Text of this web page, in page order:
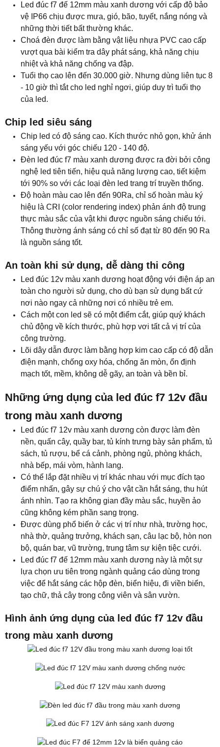
Led đúc f7 đế 12mm màu xanh dương với cấp độ bảo
vệ IP66 chịu được mưa, gió, bão, tuyết, nắng nóng và
những thời tiết bất thường khác.
Choá đèn được làm bằng vật liệu nhựa PVC cao cấp
vượt qua bài kiểm tra dây phát sáng, khả năng chịu
nhiệt và khả năng chống va đập.
Tuổi thọ cao lên đến 30.000 giờ. Nhưng dùng liên tục 8
- 10 giờ thì tắt cho led nghỉ ngơi, giúp duy trì tuổi thọ
của led.
Chip led siêu sáng
Chip led có độ sáng cao. Kích thước nhỏ gọn, khử ánh
sáng yếu với góc chiếu 120 - 140 độ.
Đèn led đúc f7 màu xanh dương được ra đời bởi công
nghệ led tiên tiến, hiệu quả năng lượng cao, tiết kiệm
tới 90% so với các loại đèn led trang trí truyền thống.
Độ hoàn màu cao lên đến 90Ra, chỉ số hoàn màu ký
hiệu là CRI (color rendering index) phản ánh độ trung
thực màu sắc của vật khi được nguồn sáng chiếu tới.
Thông thường ánh sáng có chỉ số đạt từ 80 đến 90 Ra
là nguồn sáng tốt.
An toàn khi sử dụng, dễ dàng thi công
Led đúc 12v màu xanh dương hoạt động với điện áp an
toàn cho người sử dụng, cho dù bạn sử dụng bất cứ
nơi nào ngay cả những nơi có nhiều trẻ em.
Cách một con led sẽ có một điểm cắt, giúp quý khách
chủ động về kích thước, phù hợp vơi tất cả vị trí của
công trường.
Lõi dây dẫn được làm bằng hợp kim cao cấp có độ dẫn
điện mạnh, chống oxy hóa, chống ăn mòn, ổn định
mạch tốt, mềm, không dễ gãy, an toàn và bền bỉ.
Những ứng dụng của led đúc f7 12v đầu
trong màu xanh dương
Led đúc f7 12v màu xanh dương còn được làm đèn
nền, quấn cây, quầy bar, tủ kính trưng bày sản phẩm, tủ
sách, tủ rượu, bể cá cảnh, phòng ngủ, phòng khách,
nhà bếp, mái vòm, hành lang.
Có thể lắp đặt nhiều vị trí khác nhau với mục đích tạo
điểm nhấn, gây sự chú ý cho vật cần hắt sáng, thu hút
ánh nhìn. Tạo ra không gian đầy màu sắc, huyền ảo
cũng không kém phần sang trọng.
Được dùng phổ biến ở các vị trí như nhà, trường học,
nhà thờ, quảng trưởng, khách sạn, câu lạc bộ, hòn non
bộ, quán bar, vũ trường, trung tâm sự kiện tiệc cưới.
Led đúc f7 đế 12mm màu xanh dương này là một sự
lựa chọn ưu tiên trong ngành quảng cáo dùng trong
việc để hắt sáng các hộp đèn, biển hiệu, đi viền biển,
tạo chữ, thả cây trong công viên và sân vườn.
Hình ảnh ứng dụng của led đúc f7 12v đầu
trong màu xanh dương